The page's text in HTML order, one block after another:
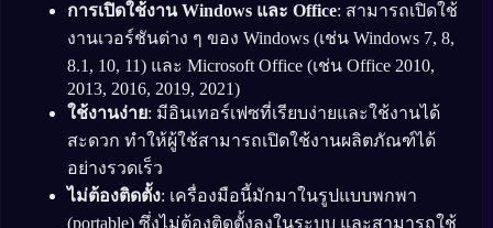
การเปิดใช้งาน Windows และ Office: สามารถเปิดใช้
งานเวอร์ชันต่าง ๆ ของ Windows (เช่น Windows 7, 8,
8.1, 10, 11) และ Microsoft Office (เช่น Office 2010,
2013, 2016, 2019, 2021)
ใช้งานง่าย: มีอินเทอร์เฟซที่เรียบง่ายและใช้งานได้
สะดวก ทำให้ผู้ใช้สามารถเปิดใช้งานผลิตภัณฑ์ได้
อย่างรวดเร็ว
ไม่ต้องติดตั้ง: เครื่องมือนี้มักมาในรูปแบบพกพา
(portable) ซึ่งไม่ต้องติดตั้งลงในระบบ และสามารถใช้